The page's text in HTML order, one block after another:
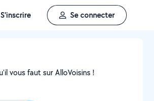
S'inscrire Se connecter
vous faut sur AlloVoisins !